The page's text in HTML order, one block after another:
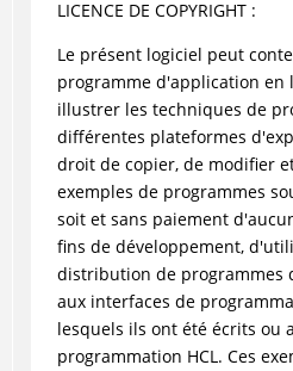
LICENCE DE COPYRIGHT :
Le présent logiciel peut
programme d'application en
illustrer les techniques de
différentes plateformes
droit de copier, de modifier
exemples de programmes
soit et sans paiement
fins de développement,
distribution de programmes
aux interfaces de
lesquels ils ont été écrits ou
programmation HCL. Ces